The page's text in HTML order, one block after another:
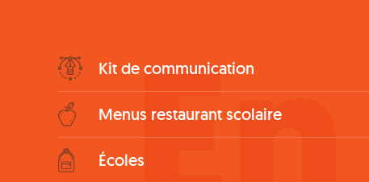
Menu
Kit de communication
Menus restaurant scolaire
Écoles